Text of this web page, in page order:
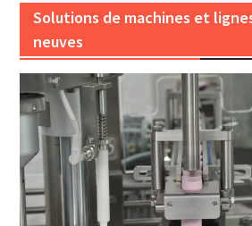
Solutions de machines et
neuves